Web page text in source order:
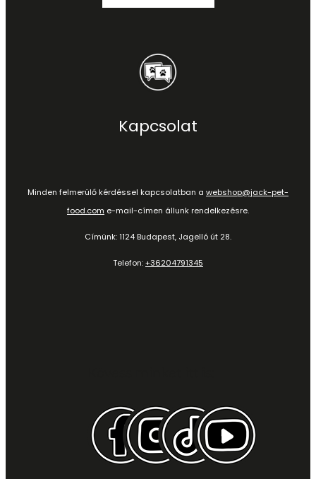
Kapcsolat
Minden felmerülő kérdéssel kapcsolatban a webshop@jack-pet-
food.com e-mail-címen állunk rendelkezésre.
Címünk: 1124 Budapest, Jagelló út 28.
Telefon:+36204791345